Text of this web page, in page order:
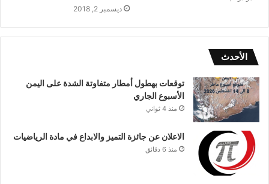
ديسمبر 2, 2018
الأحدث
توقعات بهطول أمطار متفاوتة الشدة على اليمن
الأسبوع الجاري
منذ 4 ثواني
الاعلان عن جائزة التميز والابداع في مادة الرياضيات
منذ 6 دقائق